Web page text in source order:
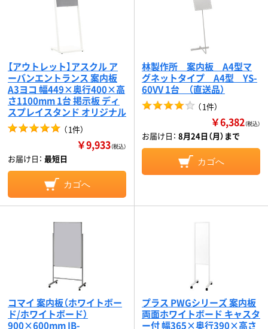
【アウトレット】アスクル ア
ーバンエントランス 案内板
A3ヨコ 幅449×奥行400×高
さ1100mm 1台 掲示板 ディ
スプレイスタンド オリジナル
（1件）
￥9,933（税込）
お届け日： 最短日
カゴへ
林製作所 案内板 A4型マ
グネットタイプ A4型 YS-
60VV 1台 （直送品）
（1件）
￥6,382（税込）
お届け日： 8月24日（月）まで
カゴへ
コマイ 案内板（ホワイトボー
ド/ホワイトボード）
900×600mm IB-
プラス PWGシリーズ 案内板
両面ホワイトボード キャスタ
ー付 幅365×奥行390×高さ